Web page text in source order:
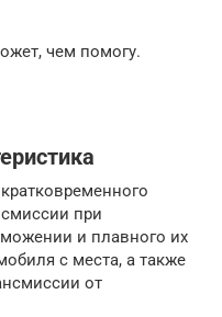
чем помогу.
при
и плавного их
с места, а также
от